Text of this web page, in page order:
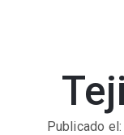
Publicado